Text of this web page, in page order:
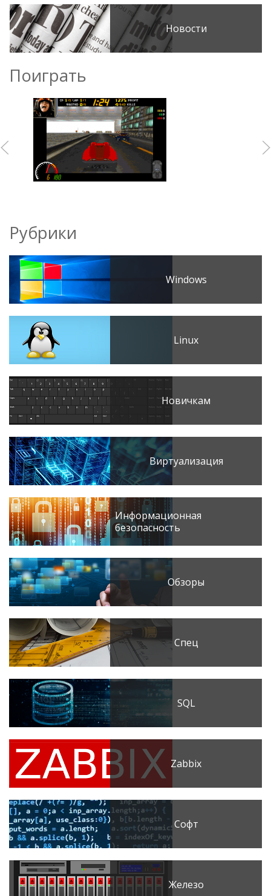
Новости
Поиграть
Рубрики
Windows
Linux
Новичкам
Виртуализация
Информационная
безопасность
Обзоры
Спец
SQL
Zabbix
Софт
Железо